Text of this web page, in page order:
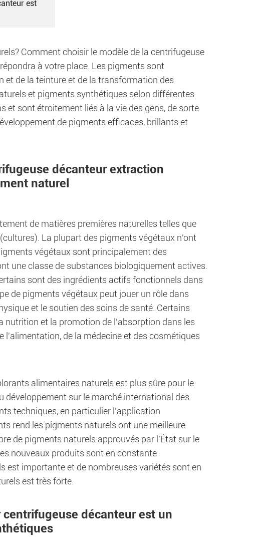
est
Comment choisir le modèle de la centrifugeuse
à votre place. Les pigments sont
de la teinture et de la transformation des
et pigments synthétiques selon différentes
sont étroitement liés à la vie des gens, de sorte
de pigments efficaces, brillants et
décanteur extraction
naturel
de matières premières naturelles telles que
La plupart des pigments végétaux n'ont
végétaux sont principalement des
une classe de substances biologiquement actives.
sont des ingrédients actifs fonctionnels dans
de pigments végétaux peut jouer un rôle dans
et le soutien des soins de santé. Certains
nutrition et la promotion de l'absorption dans les
de la médecine et des cosmétiques
alimentaires naturels est plus sûre pour le
développement sur le marché international des
techniques, en particulier l'application
rend les pigments naturels ont une meilleure
de pigments naturels approuvés par l'État sur le
nouveaux produits sont en constante
est importante et de nombreuses variétés sont en
est très forte.
décanteur est un